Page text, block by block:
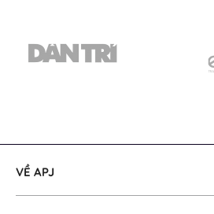
VỀ APJ